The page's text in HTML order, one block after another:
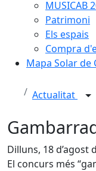
MUSICAB
Patrimoni
Els espais
Compra
Mapa Solar de
Actualitat
Dilluns, 18 d’agost
El concurs més